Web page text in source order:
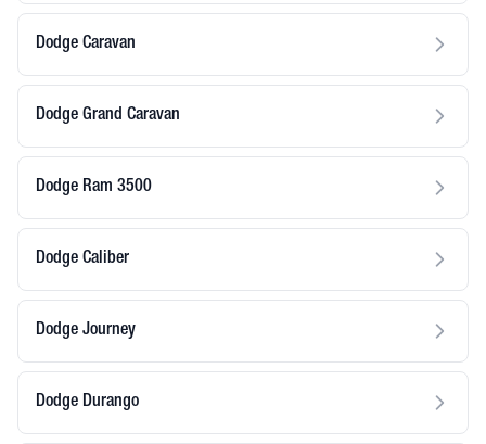
Dodge Caravan
Dodge Grand Caravan
Dodge Ram 3500
Dodge Caliber
Dodge Journey
Dodge Durango